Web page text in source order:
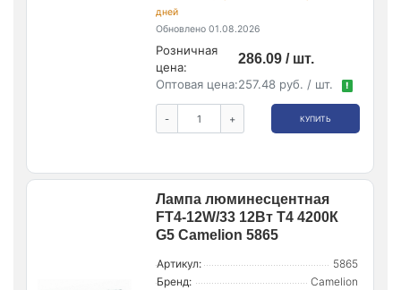
дней
Обновлено 01.08.2026
Розничная
цена:
286.09 / шт.
Оптовая цена:257.48 руб. / шт. !
- + КУПИТЬ
Лампа люминесцентная
FT4-12W/33 12Вт T4 4200К
G5 Camelion 5865
Артикул:
5865
Бренд:
Camelion